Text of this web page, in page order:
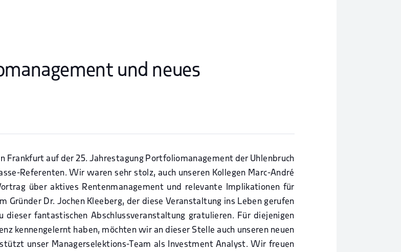
und neues
Frankfurt auf der 25. Jahrestagung Portfoliomanagement der Uhlenbruch
Referenten. Wir waren sehr stolz, auch unseren Kollegen Marc-André
über aktives Rentenmanagement und relevante Implikationen für
Gründer Dr. Jochen Kleeberg, der diese Veranstaltung ins Leben gerufen
dieser fantastischen Abschlussveranstaltung gratulieren. Für diejenigen
kennengelernt haben, möchten wir an dieser Stelle auch unseren neuen
unser Managerselektions-Team als Investment Analyst. Wir freuen